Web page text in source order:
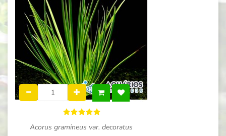
Acorus gramineus var. decoratus